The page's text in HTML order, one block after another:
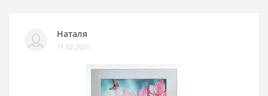
Наталя
11.02.2026